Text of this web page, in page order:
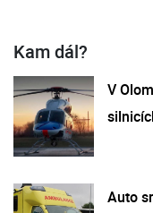
Kam dál?
V
Auto